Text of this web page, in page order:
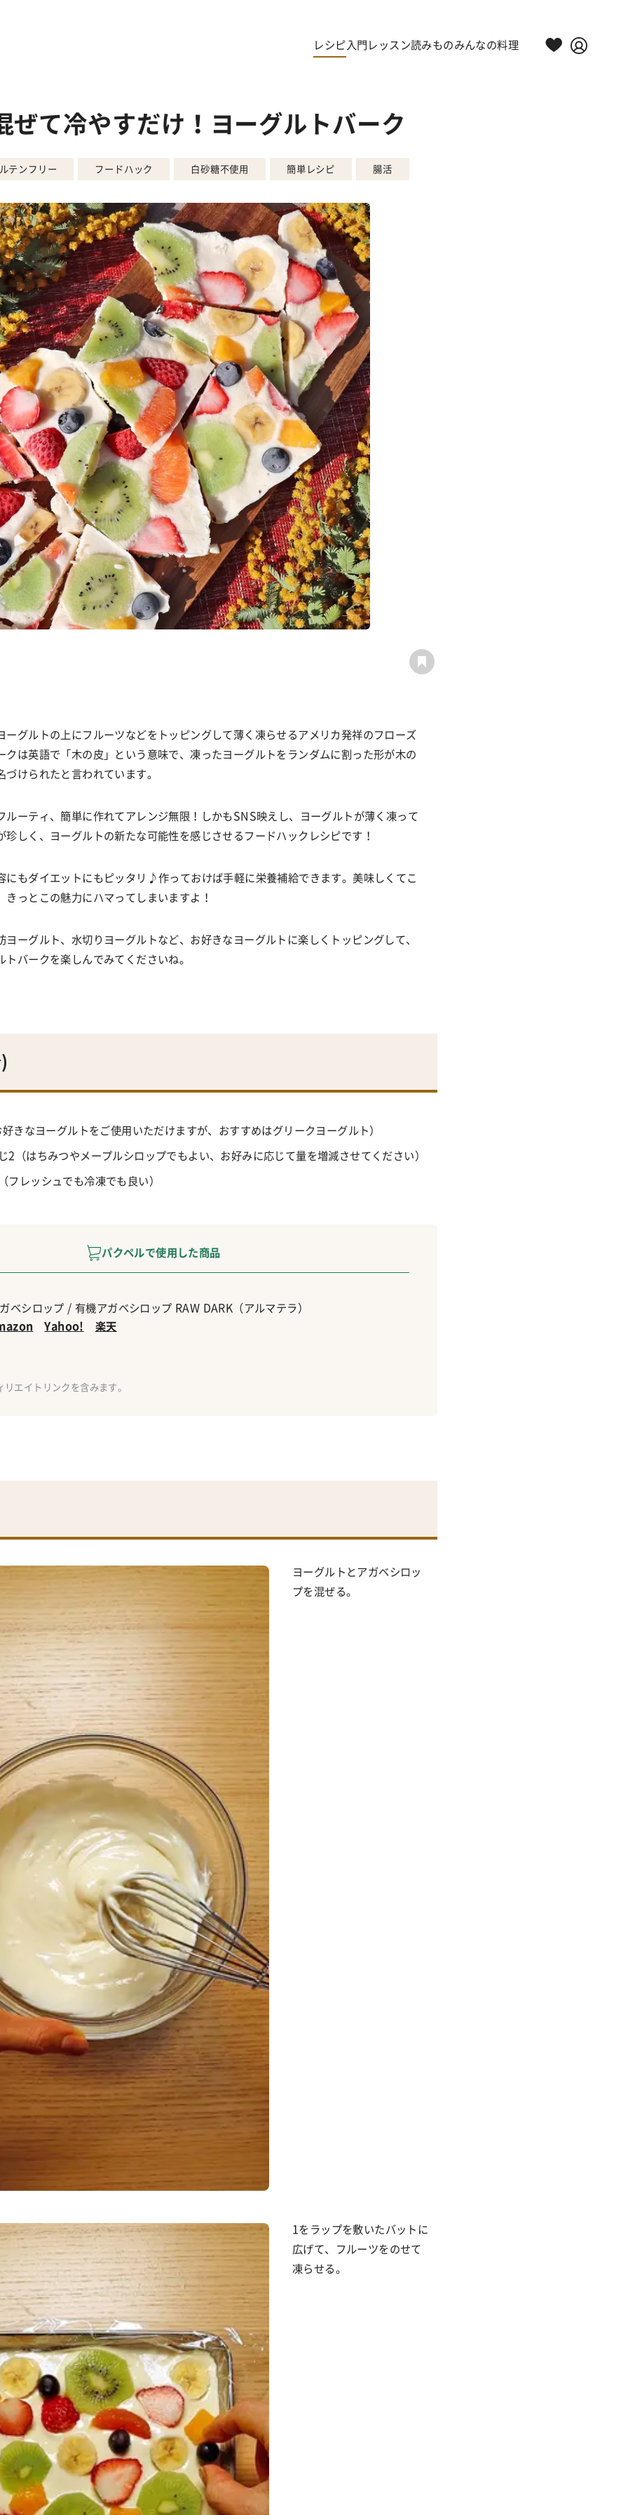
レシピ 入門レッスン読みものみんなの料理
ぜて冷やすだけ！ヨーグルトバーク
テンフリー フードハック 白砂糖不使用 簡単レシピ 腸活
ーグルトの上にフルーツなどをトッピングして薄く凍らせるアメリカ発祥のフローズ
クは英語で「木の皮」という意味で、凍ったヨーグルトをランダムに割った形が木の
けられたと言われています。
ルーティ、簡単に作れてアレンジ無限！しかもSNS映えし、ヨーグルトが薄く凍って
珍しく、ヨーグルトの新たな可能性を感じさせるフードハックレシピです！
にもダイエットにもピッタリ♪作っておけば手軽に栄養補給できます。美味しくてこ
きっとこの魅力にハマってしまいますよ！
ヨーグルト、水切りヨーグルトなど、お好きなヨーグルトに楽しくトッピングして、
バークを楽しんでみてくださいね。
きなヨーグルトをご使用いただけますが、おすすめはグリークヨーグルト）
2（はちみつやメープルシロップでもよい、お好みに応じて量を増減させてください）
フレッシュでも冷凍でも良い）
パクペルで使用した商品
ベシロップ / 有機アガベシロップ RAW DARK（アルマテラ）
Yahoo! 楽天
ヨーグルトとアガベシロッ
プを混ぜる。
1をラップを敷いたバットに
広げて、フルーツをのせて
凍らせる。